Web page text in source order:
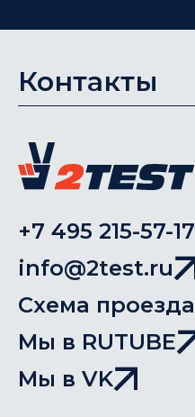
Контакты
+7 495 215-57-17
info@2test.ru
Схема проезда
Мы в RUTUBE
Мы в VK